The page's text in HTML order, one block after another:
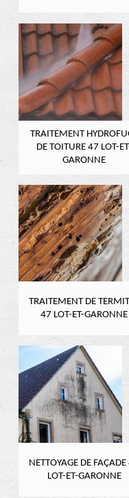
TRAITEMENT
DE TOITURE 47 LOT-
GARONNE
TRAITEMENT DE
47 LOT-ET-GARONNE
NETTOYAGE DE
LOT-ET-GARONNE